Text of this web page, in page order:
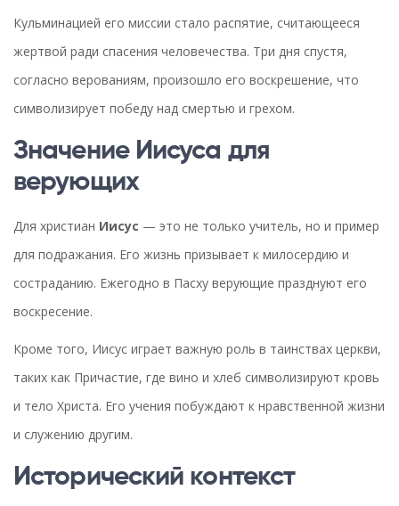
Кульминацией его миссии стало распятие, считающееся
жертвой ради спасения человечества. Три дня спустя,
согласно верованиям, произошло его воскрешение, что
символизирует победу над смертью и грехом.
Значение Иисуса для
верующих
Для христиан Иисус — это не только учитель, но и пример
для подражания. Его жизнь призывает к милосердию и
состраданию. Ежегодно в Пасху верующие празднуют его
воскресение.
Кроме того, Иисус играет важную роль в таинствах церкви,
таких как Причастие, где вино и хлеб символизируют кровь
и тело Христа. Его учения побуждают к нравственной жизни
и служению другим.
Исторический контекст